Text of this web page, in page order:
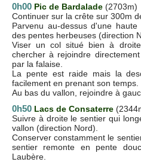
0h00 Pic de Bardalade (2703m)
Continuer sur la crête sur 300m
Parvenu au-dessus d'une
des pentes herbeuses (direction
Viser un col situé bien à
chercher à rejoindre
par la falaise.
La pente est raide mais la
facilement en prenant son temps.
Au bas du vallon, rejoindre à
0h50 Lacs de Consaterre
Suivre à droite le sentier qui
vallon (direction Nord).
Conserver constamment le
sentier remonte en pente
Laubère.